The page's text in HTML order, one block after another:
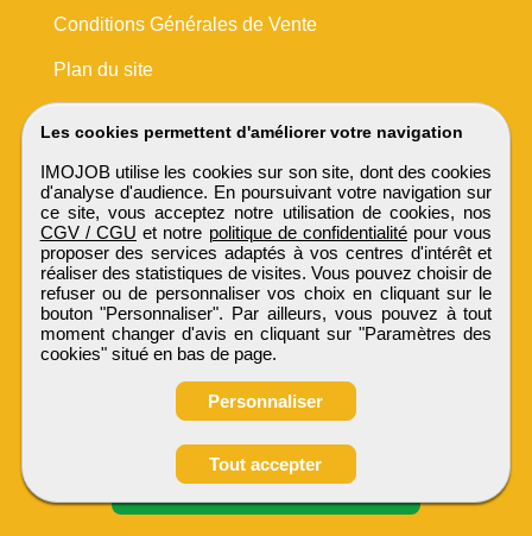
Candidature spontanée
Les cookies permettent d'améliorer votre navigation
IMOJOB utilise les cookies sur son site, dont des cookies
d'analyse d'audience. En poursuivant votre navigation sur
ce site, vous acceptez notre utilisation de cookies, nos
CGV / CGU et notre politique de confidentialité pour vous
proposer des services adaptés à vos centres d'intérêt et
réaliser des statistiques de visites. Vous pouvez choisir de
refuser ou de personnaliser vos choix en cliquant sur le
bouton "Personnaliser". Par ailleurs, vous pouvez à tout
moment changer d'avis en cliquant sur "Paramètres des
cookies" situé en bas de page.
Personnaliser
Tout accepter
Conditions Générales de Vente
Plan du site
IMOJOB
Tous droits réservés © 1999 - 2026